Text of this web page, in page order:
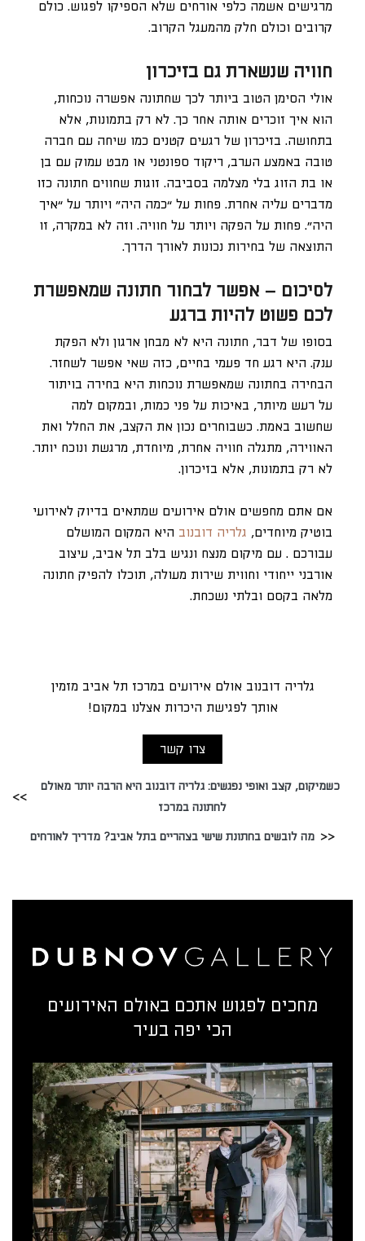
מרגישים אשמה כלפי אורחים שלא הספיקו לפגוש. כולם
קרובים וכולם חלק מהמעגל הקרוב.
חוויה שנשארת גם בזיכרון
אולי הסימן הטוב ביותר לכך שחתונה אפשרה נוכחות,
הוא איך זוכרים אותה אחר כך. לא רק בתמונות, אלא
בתחושה. בזיכרון של רגעים קטנים כמו שיחה עם חברה
טובה באמצע הערב, ריקוד ספונטני או מבט עמוק עם בן
או בת הזוג בלי מצלמה בסביבה. זוגות שחווים חתונה כזו
מדברים עליה אחרת. פחות על “כמה היה” ויותר על “איך
היה”. פחות על הפקה ויותר על חוויה. וזה לא במקרה, זו
התוצאה של בחירות נכונות לאורך הדרך.
לסיכום – אפשר לבחור חתונה שמאפשרת
לכם פשוט להיות ברגע
בסופו של דבר, חתונה היא לא מבחן ארגון ולא הפקת
ענק. היא רגע חד פעמי בחיים, כזה שאי אפשר לשחזר.
הבחירה בחתונה שמאפשרת נוכחות היא בחירה בויתור
על רעש מיותר, באיכות על פני כמות, ובמקום למה
שחשוב באמת. כשבוחרים נכון את הקצב, את החלל ואת
האווירה, מתגלה חוויה אחרת, מיוחדת, מרגשת ונוכח יותר.
לא רק בתמונות, אלא בזיכרון.
אם אתם מחפשים אולם אירועים שמתאים בדיוק לאירועי
בוטיק מיוחדים, גלריה דובנוב היא המקום המושלם
עבורכם . עם מיקום מנצח ונגיש בלב תל אביב, עיצוב
אורבני ייחודי וחווית שירות מעולה, תוכלו להפיק חתונה
מלאה בקסם ובלתי נשכחת.
גלריה דובנוב אולם אירועים במרכז תל אביב מזמין
אותך לפגישת היכרות אצלנו במקום!
צרו קשר
כשמיקום, קצב ואופי נפגשים: גלריה דובנוב היא הרבה יותר מאולם
לחתונה במרכז
מה לובשים בחתונת שישי בצהריים בתל אביב? מדריך לאורחים
מחכים לפגוש אתכם באולם האירועים
הכי יפה בעיר